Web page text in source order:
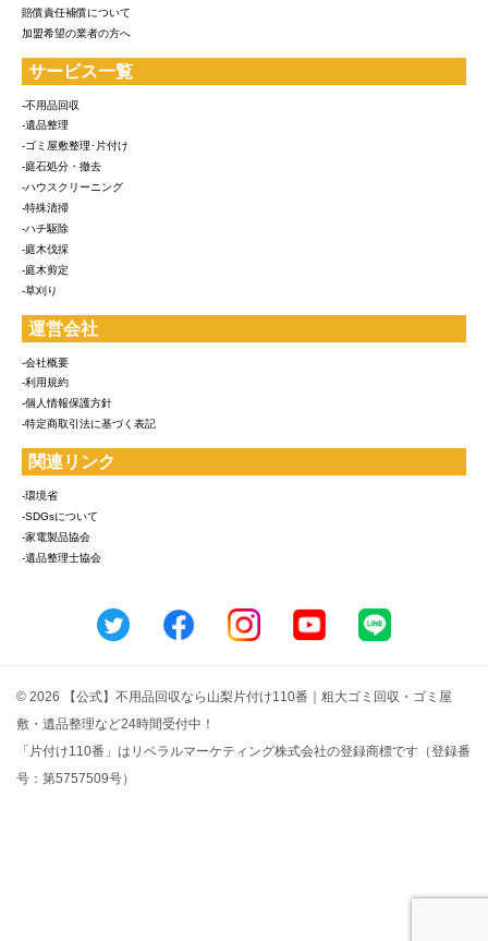
賠償責任補償について
加盟希望の業者の方へ
サービス一覧
-不用品回収
-遺品整理
-ゴミ屋敷整理･片付け
-庭石処分・撤去
-ハウスクリーニング
-特殊清掃
-ハチ駆除
-庭木伐採
-庭木剪定
-草刈り
運営会社
-会社概要
-利用規約
-個人情報保護方針
-特定商取引法に基づく表記
関連リンク
-環境省
-SDGsについて
-家電製品協会
-遺品整理士協会
© 2026 【公式】不用品回収なら山梨片付け110番｜粗大ゴミ回収・ゴミ屋
敷・遺品整理など24時間受付中！
「片付け110番」はリベラルマーケティング株式会社の登録商標です（登録番
号：第5757509号）